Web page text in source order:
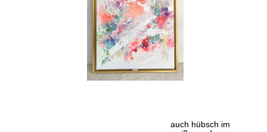
auch hübsch im